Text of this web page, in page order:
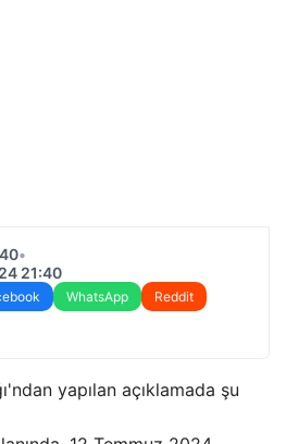
•
21:40
WhatsApp
Reddit
yapılan açıklamada şu